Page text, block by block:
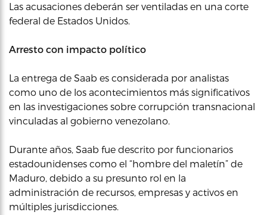
Las acusaciones deberán ser ventiladas en una corte
federal de Estados Unidos.
Arresto con impacto político
La entrega de Saab es considerada por analistas
como uno de los acontecimientos más significativos
en las investigaciones sobre corrupción transnacional
vinculadas al gobierno venezolano.
Durante años, Saab fue descrito por funcionarios
estadounidenses como el “hombre del maletín” de
Maduro, debido a su presunto rol en la
administración de recursos, empresas y activos en
múltiples jurisdicciones.